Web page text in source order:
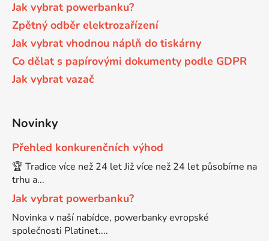
Jak vybrat powerbanku?
Zpětný odběr elektrozařízení
Jak vybrat vhodnou náplň do tiskárny
Co dělat s papírovými dokumenty podle GDPR
Jak vybrat vazač
Novinky
Přehled konkurenčních výhod
🏆 Tradice více než 24 let Již více než 24 let působíme na
trhu a...
Jak vybrat powerbanku?
Novinka v naší nabídce, powerbanky evropské
společnosti Platinet....